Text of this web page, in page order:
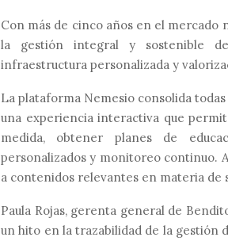
Con más de cinco años en el mercado
la gestión integral y sostenible de
infraestructura personalizada y
La plataforma Nemesio consolida
una experiencia interactiva que
medida, obtener planes de
personalizados y monitoreo continuo.
a contenidos relevantes en materia de
Paula Rojas, gerenta general de
un hito en la trazabilidad de la gestión